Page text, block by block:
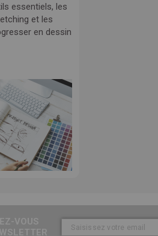
essentiels, les
et les
en dessin